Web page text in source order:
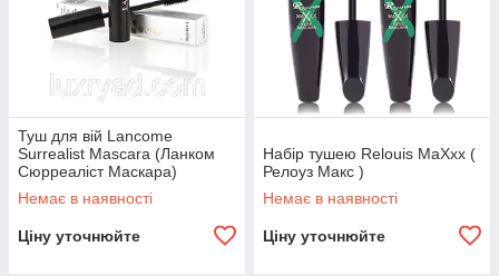
Туш для вій Lancome
Surrealist Mascara (Ланком
Сюрреаліст Маскара)
Немає в наявності
Ціну уточнюйте
Набір тушею Relouis MaXxx (
Релоуз Макс )
Немає в наявності
Ціну уточнюйте